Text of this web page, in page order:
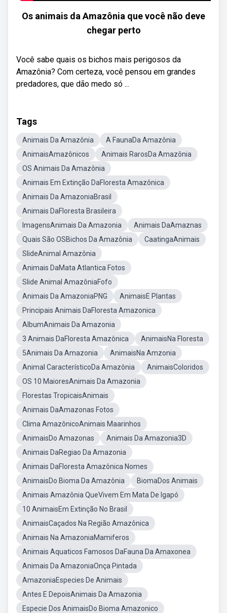
Os animais da Amazônia que você não deve
chegar perto
Você sabe quais os bichos mais perigosos da
Amazônia? Com certeza, você pensou em grandes
predadores, que dão medo só ...
Tags
Animais Da Amazônia
A FaunaDa Amazônia
AnimaisAmazônicos
Animais RarosDa Amazônia
OS Animais Da Amazônia
Animais Em Extinção DaFloresta Amazônica
Animais Da AmazoniaBrasil
Animais DaFloresta Brasileira
ImagensAnimais Da Amazonia
Animais DaAmaznas
Quais São OSBichos Da Amazônia
CaatingaAnimais
SlideAnimal Amazônia
Animais DaMata Atlantica Fotos
Slide Animal AmazôniaFofo
Animais Da AmazoniaPNG
AnimaisE Plantas
Principais Animais DaFloresta Amazonica
AlbumAnimais Da Amazonia
3 Animais DaFloresta Amazônica
AnimaisNa Floresta
5Animais Da Amazonia
AnimaisNa Amzonia
Animal CaracterísticoDa Amazônia
AnimaisColoridos
OS 10 MaioresAnimais Da Amazonia
Florestas TropicaisAnimais
Animais DaAmazonas Fotos
Clima AmazônicoAnimais Maarinhos
AnimaisDo Amazonas
Animais Da Amazonia3D
Animais DaRegiao Da Amazonia
Animais DaFloresta Amazônica Nomes
AnimaisDo Bioma Da Amazônia
BiomaDos Animais
Animais Amazônia QueVivem Em Mata De Igapó
10 AnimaisEm Extinção No Brasil
AnimaisCaçados Na Região Amazônica
Animais Na AmazoniaMamiferos
Animais Aquaticos Famosos DaFauna Da Amaxonea
Animais Da AmazoniaOnça Pintada
AmazoniaEspecies De Animais
Antes E DepoisAnimais Da Amazonia
Especie Dos AnimaisDo Bioma Amazonico